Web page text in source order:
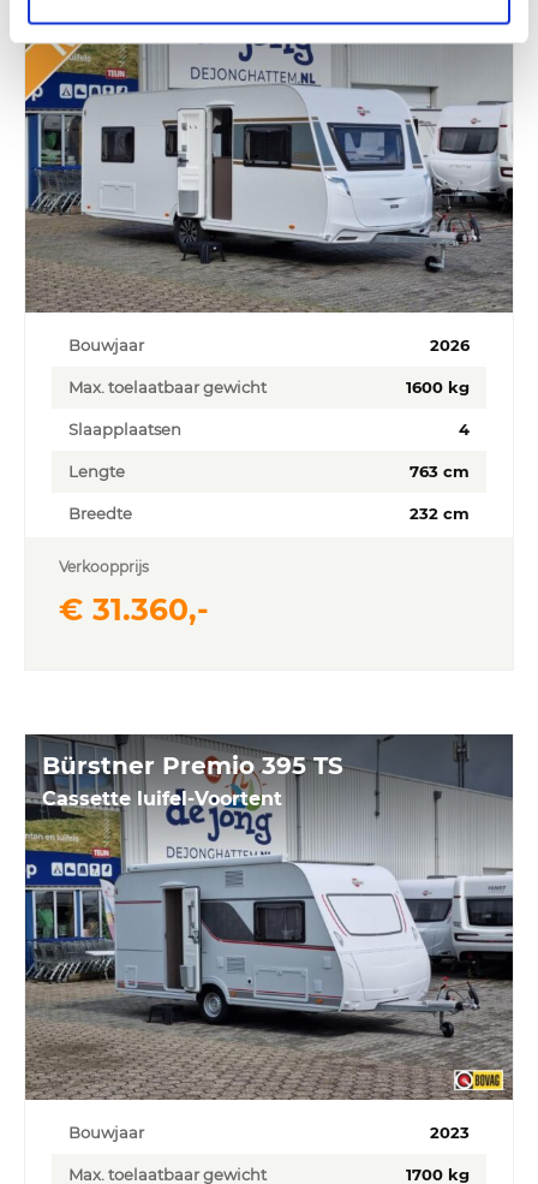
Bouwjaar 2026
Max. toelaatbaar gewicht 1600 kg
Slaapplaatsen 4
Lengte 763 cm
Breedte 232 cm
Verkoopprijs
€ 31.360,-
Bürstner Premio 395 TS
Cassette luifel-Voortent
Bouwjaar 2023
Max. toelaatbaar gewicht 1700 kg